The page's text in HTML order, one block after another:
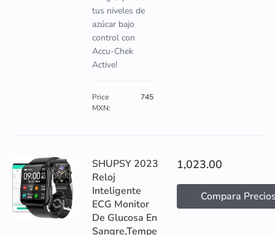
tus niveles de
azúcar bajo
control con
Accu-Chek
Active!
Price
MXN:
745
SHUPSY 2023
Reloj
Inteligente
ECG Monitor
De Glucosa En
Sangre,Tempe
1,023.00
Compara